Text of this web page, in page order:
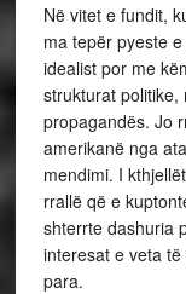
Në vitet e fundit,
ma tepër pyeste
idealist por me
strukturat politike,
propagandës. Jo
amerikanë nga
mendimi. I
rrallë që e
shterrte dashuria
interesat e veta
para.